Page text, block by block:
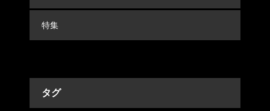
特集
タグ